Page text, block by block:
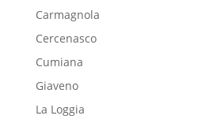
Carmagnola
Cercenasco
Cumiana
Giaveno
La Loggia